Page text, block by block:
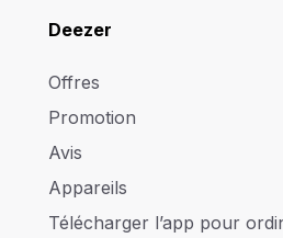
Deezer
Offres
Promotion
Avis
Appareils
Télécharger l’app pour